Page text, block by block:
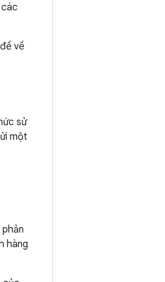
về
sử
một
hàng